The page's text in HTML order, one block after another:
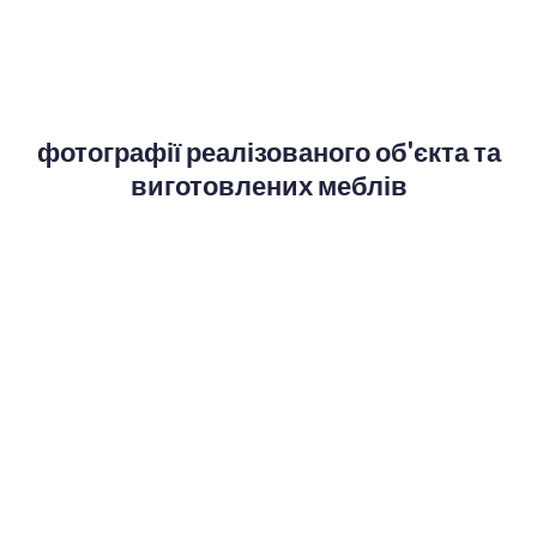
фотографії реалізованого об'єкта та
виготовлених меблів